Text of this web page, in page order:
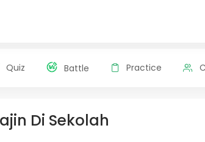
Quiz Battle Practice
Di Sekolah